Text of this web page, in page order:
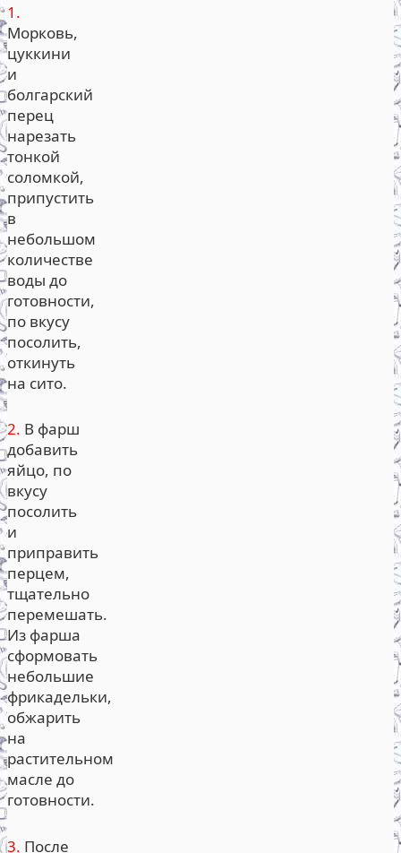
1.
Морковь,
цуккини
и
болгарский
перец
нарезать
тонкой
соломкой,
припустить
в
небольшом
количестве
воды до
готовности,
по вкусу
посолить,
откинуть
на сито.
2. В фарш
добавить
яйцо, по
вкусу
посолить
и
приправить
перцем,
тщательно
перемешать.
Из фарша
сформовать
небольшие
фрикадельки,
обжарить
на
растительном
масле до
готовности.
3. После